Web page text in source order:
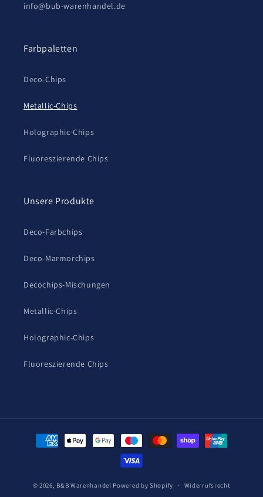
info@bub-warenhandel.de
Farbpaletten
Deco-Chips
Metallic-Chips
Holographic-Chips
Fluoreszierende Chips
Unsere Produkte
Deco-Farbchips
Deco-Marmorchips
Decochips-Mischungen
Metallic-Chips
Holographic-Chips
Fluoreszierende Chips
Zahlungsmethoden
© 2026, B&B Warenhandel Powered by Shopify Widerrufsrecht